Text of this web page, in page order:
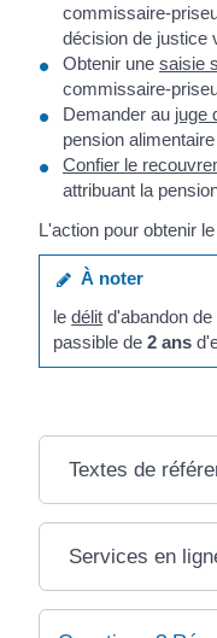
commissaire-
décision de justice
Obtenir une saisie
commissaire-
Demander au juge
pension alimentaire
Confier le
attribuant la
L'action pour obtenir
À noter
ledélit d'abandon
passible de2 ans
Textes de
Services en